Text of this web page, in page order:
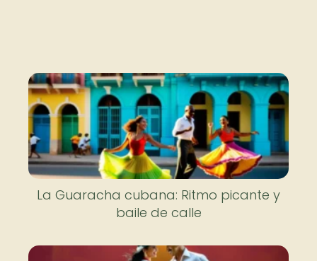
La Guaracha cubana: Ritmo picante y
baile de calle